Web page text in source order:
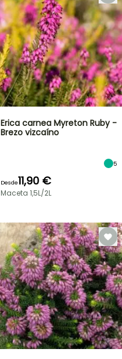
Erica carnea Myreton Ruby -
Brezo vizcaíno
5
Desde11,90 €
Maceta 1,5L/2L